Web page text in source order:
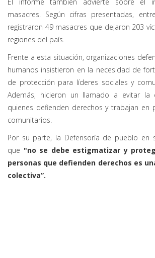
masacres. Según cifras presentadas,
registraron 49 masacres que dejaron 203
regiones del país.
Frente a esta situación, organizaciones
humanos insistieron en la necesidad de
de protección para líderes sociales y
Además, hicieron un llamado a evitar la
quienes defienden derechos y trabajan en
comunitarios.
Por su parte, la Defensoría de pueblo en
que "no se debe estigmatizar y
personas que defienden derechos es
colectiva”.